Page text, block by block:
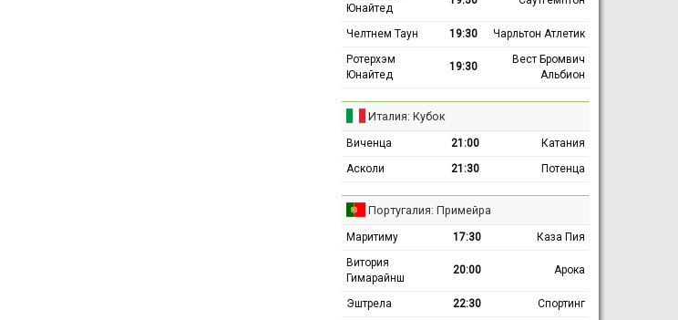
Юнайтед
Челтнем Таун 19:30
Чарльтон Атлетик
Ротерхэм
Юнайтед
19:30
Вест Бромвич
Альбион
Италия: Кубок
Виченца 21:00
Катания
Асколи
21:30 Потенца
Португалия: Примейра
Маритиму 17:30
Каза Пия
Витория
Гимарайнш
20:00 Арока
Эштрела 22:30 Спортинг